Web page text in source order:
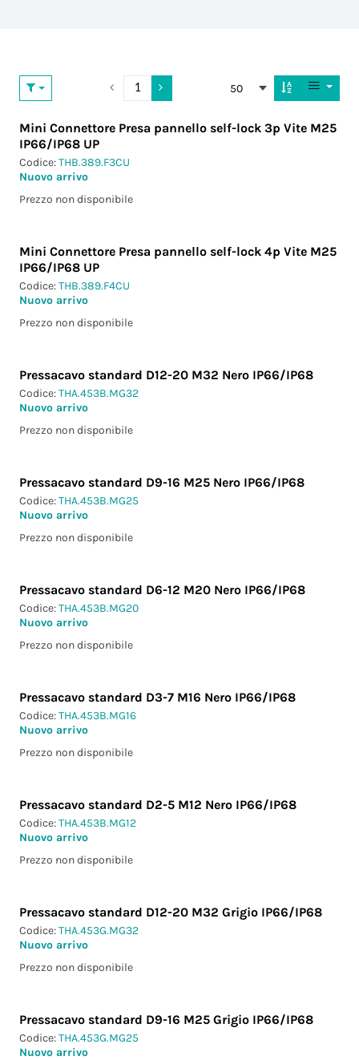
50
Mini Connettore Presa pannello self-lock 3p Vite M25
IP66/IP68 UP
Codice:THB.389.F3CU
Nuovo arrivo
Prezzo non disponibile
Mini Connettore Presa pannello self-lock 4p Vite M25
IP66/IP68 UP
Codice:THB.389.F4CU
Nuovo arrivo
Prezzo non disponibile
Pressacavo standard D12-20 M32 Nero IP66/IP68
Codice:THA.453B.MG32
Nuovo arrivo
Prezzo non disponibile
Pressacavo standard D9-16 M25 Nero IP66/IP68
Codice:THA.453B.MG25
Nuovo arrivo
Prezzo non disponibile
Pressacavo standard D6-12 M20 Nero IP66/IP68
Codice:THA.453B.MG20
Nuovo arrivo
Prezzo non disponibile
Pressacavo standard D3-7 M16 Nero IP66/IP68
Codice:THA.453B.MG16
Nuovo arrivo
Prezzo non disponibile
Pressacavo standard D2-5 M12 Nero IP66/IP68
Codice:THA.453B.MG12
Nuovo arrivo
Prezzo non disponibile
Pressacavo standard D12-20 M32 Grigio IP66/IP68
Codice:THA.453G.MG32
Nuovo arrivo
Prezzo non disponibile
Pressacavo standard D9-16 M25 Grigio IP66/IP68
Codice:THA.453G.MG25
Nuovo arrivo